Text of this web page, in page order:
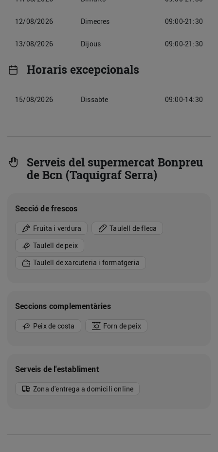
12/08/2026 Dimecres 09:00-21:30
13/08/2026 Dijous 09:00-21:30
Horaris excepcionals
15/08/2026 Dissabte 09:00-14:30
Serveis del supermercat Bonpreu
de Bcn (Taquígraf Serra)
Secció de frescos
Fruita i verdura
Taulell de fleca
Taulell de peix
Taulell de xarcuteria i formatgeria
Seccions complementàries
Peix de costa Forn de peix
Serveis de l'establiment
Zona d'entrega a domicili online